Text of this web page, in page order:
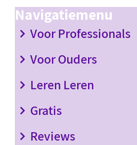
Navigatiemenu
Voor Professionals
Voor Ouders
Leren Leren
Gratis
Reviews